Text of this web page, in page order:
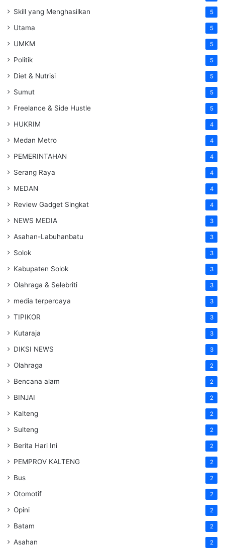
Skill yang Menghasilkan 5
Utama 5
UMKM 5
Politik 5
Diet & Nutrisi 5
Sumut 5
Freelance & Side Hustle 5
HUKRIM 4
Medan Metro 4
PEMERINTAHAN 4
Serang Raya 4
MEDAN 4
Review Gadget Singkat 4
NEWS MEDIA 3
Asahan-Labuhanbatu 3
Solok 3
Kabupaten Solok 3
Olahraga & Selebriti 3
media terpercaya 3
TIPIKOR 3
Kutaraja 3
DIKSI NEWS 3
Olahraga 2
Bencana alam 2
BINJAI 2
Kalteng 2
Sulteng 2
Berita Hari Ini 2
PEMPROV KALTENG 2
Bus 2
Otomotif 2
Opini 2
Batam 2
Asahan 2